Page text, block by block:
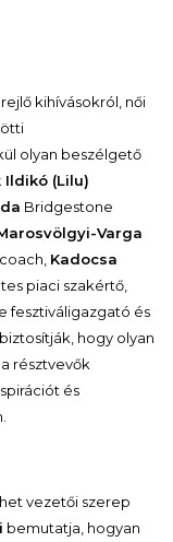
kihívásokról, női
olyan beszélgető
Ildikó (Lilu)
Bridgestone
Varga
Kadocsa
piaci szakértő,
fesztiváligazgató és
hogy olyan
résztvevők
és
vezetői szerep
bemutatja, hogyan